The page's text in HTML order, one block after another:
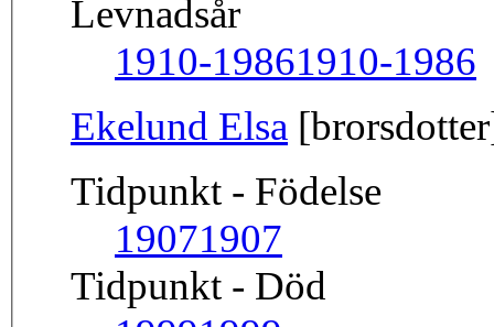
Levnadsår
1910-19861910-1986
Ekelund Elsa
Tidpunkt - Födelse
19071907
Tidpunkt - Död